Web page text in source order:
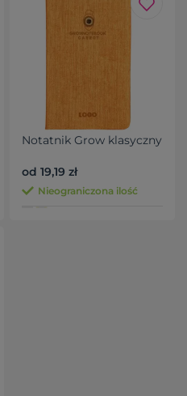
Notatnik Grow klasyczny
od 19,19 zł
Nieograniczona ilość